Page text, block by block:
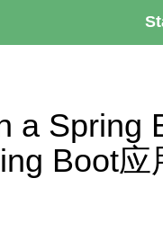
a Spring
Boot